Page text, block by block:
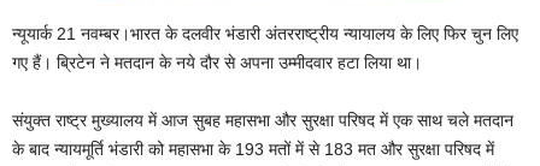
न्यूयार्क 21 नवम्बर।भारत के दलवीर भंडारी अंतरराष्ट्रीय न्यायालय के लिए फिर चुन लिए
गए हैं। ब्रिटेन ने मतदान के नये दौर से अपना उम्मीदवार हटा लिया था।
संयुक्त राष्ट्र मुख्यालय में आज सुबह महासभा और सुरक्षा परिषद में एक साथ चले मतदान
के बाद न्यायमूर्ति भंडारी को महासभा के 193 मतों में से 183 मत और सुरक्षा परिषद में